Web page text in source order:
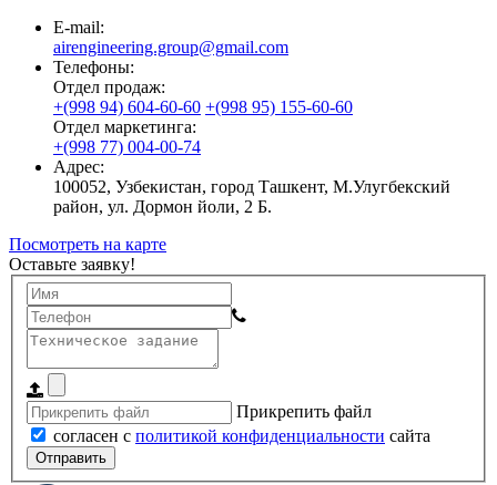
E-mail:
airengineering.group@gmail.com
Телефоны:
Отдел продаж:
+(998 94) 604-60-60 +(998 95) 155-60-60
Отдел маркетинга:
+(998 77) 004-00-74
Адрес:
100052, Узбекистан, город Ташкент, М.Улугбекский
район, ул. Дормон йоли, 2 Б.
Посмотреть на карте
Оставьте заявку!
Прикрепить файл
согласен с политикой конфиденциальности сайта
Отправить